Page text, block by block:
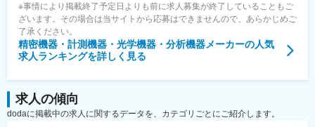
※事情により掲載終了予定日よりも前に求人募集が終了していることもご
ざいます。その場合は当サイトから応募はできませんので、あらかじめご
了承ください。
精密機器・計測機器・光学機器・分析機器メーカーの人気
求人ランキングを詳しく見る
求人の傾向
dodaに掲載中の求人に関するデータを、カテゴリごとにご紹介します。